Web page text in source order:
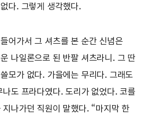
다. 그렇게 생각했다.
어가서 그 셔츠를 본 순간 신념은
나일론으로 된 반팔 셔츠라니. 그 딴
모가 없다. 가을에는 무리다. 그래도
나도 프라다였다. 도리가 없었다. 코를
나가던 직원이 말했다. “마지막 한